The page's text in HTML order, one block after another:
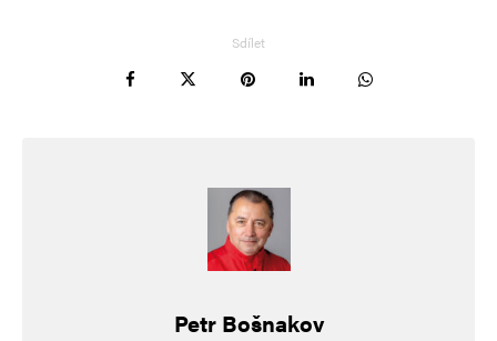
Opravdu jako světští, už jim jen chybí ty masivní
zlaté řetězy a prsteny. Hnus na zvracení, je to
Sdílet
Petr Bošnakov